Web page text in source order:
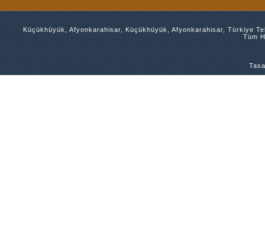
Küçükhüyük, Afyonkarahisar, Küçükhüyük, Afyonkarahisar, Türkiye
Tüm